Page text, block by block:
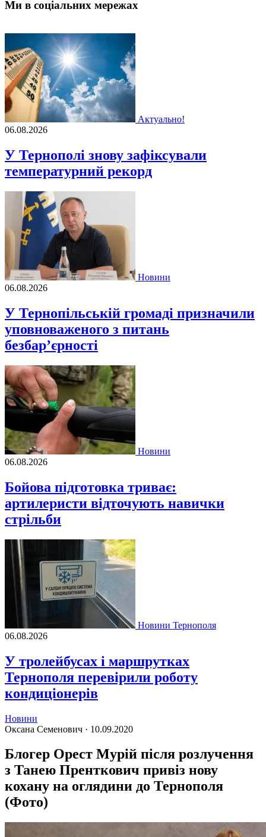
Ми в соціальних мережах
Актуально!
06.08.2026
У Тернополі знову зафіксували
температурний рекорд
Новини
06.08.2026
У Тернопільській громаді призначили
уповноваженого з питань
безбар’єрності
Новини
06.08.2026
Бойова підготовка триває:
артилеристи відточують навички
стрільби
Новини Тернополя
06.08.2026
У тролейбусах і маршрутках
Тернополя перевірили роботу
кондиціонерів
Новини
Оксана Семенович · 10.09.2020
Блогер Орест Мурій після розлучення
з Танею Пренткович привіз нову
кохану на оглядини до Тернополя
(Фото)